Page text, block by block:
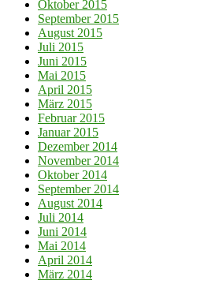
Oktober 2015
September 2015
August 2015
Juli 2015
Juni 2015
Mai 2015
April 2015
März 2015
Februar 2015
Januar 2015
Dezember 2014
November 2014
Oktober 2014
September 2014
August 2014
Juli 2014
Juni 2014
Mai 2014
April 2014
März 2014